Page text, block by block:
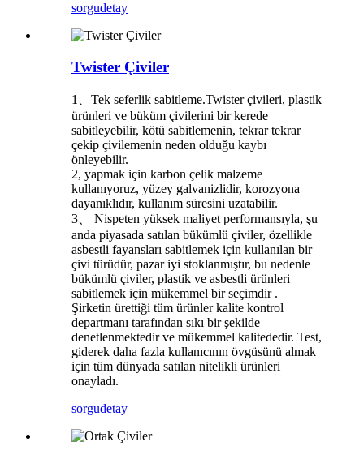
sorgudetay
Twister Çiviler
1、Tek seferlik sabitleme.Twister çivileri, plastik
ürünleri ve büküm çivilerini bir kerede
sabitleyebilir, kötü sabitlemenin, tekrar tekrar
çekip çivilemenin neden olduğu kaybı
önleyebilir.
2, yapmak için karbon çelik malzeme
kullanıyoruz, yüzey galvanizlidir, korozyona
dayanıklıdır, kullanım süresini uzatabilir.
3、 Nispeten yüksek maliyet performansıyla, şu
anda piyasada satılan bükümlü çiviler, özellikle
asbestli fayansları sabitlemek için kullanılan bir
çivi türüdür, pazar iyi stoklanmıştır, bu nedenle
bükümlü çiviler, plastik ve asbestli ürünleri
sabitlemek için mükemmel bir seçimdir .
Şirketin ürettiği tüm ürünler kalite kontrol
departmanı tarafından sıkı bir şekilde
denetlenmektedir ve mükemmel kalitededir. Test,
giderek daha fazla kullanıcının övgüsünü almak
için tüm dünyada satılan nitelikli ürünleri
onayladı.
sorgudetay